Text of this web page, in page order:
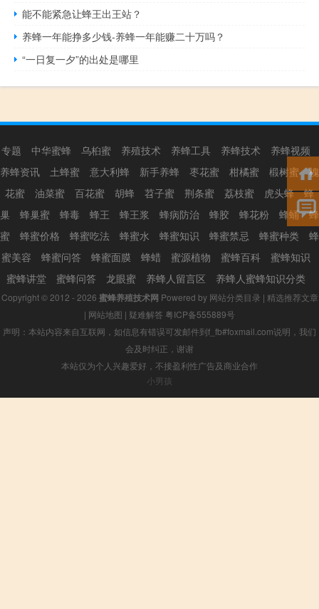
能不能紧急让蜂王出王站？
养蜂一年能挣多少钱-养蜂一年能赚二十万吗？
“一日复一夕”的出处是哪里
专题 中华蜜蜂 乌桕蜜 养殖技术 养蜂工具 养蜂技术
养蜂视频
养蜂资讯
土蜂蜜 意大利蜂 新手养蜂 枣花蜜 柑橘蜜 椴树蜜
槐
花蜜
油菜蜜 百花蜜 胡蜂 苕子蜜 荆条蜜 荔枝蜜 虎头蜂
蜂
巢
蜂巢蜜 蜂毒 蜂王 蜂王浆 蜂病防治 蜂胶 蜂花粉 蜂蛹
蜂
蜜
蜂蜜价格 蜂蜜吃法 蜂蜜水 蜂蜜知识 蜂蜜禁忌 蜂蜜种类
蜂
蜜美容
蜂蜜问答 蜂蜜面膜 蜂蜡 蜜源植物 蜜蜂百科
蜜蜂知识
蜜蜂讲堂
蜜蜂问答 龙眼蜜 养蜂人留言区 养蜂人蜜蜂知识分类
Copyright © 2012 - 2026 蜜蜂养殖技术网 Powered by 网站分类目录 | 精选推荐文章
| 网站地图 | 疑难解答 粤ICP备555889号
声明：本站内容来自互联网，如信息有错误可发邮件到f_fb#foxmail.com说明，我们
会及时纠正，谢谢
本站仅为个人兴趣爱好，不接盈利性广告及商业合作
小男孩